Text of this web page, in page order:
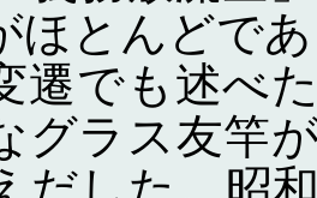
ほとんどで
でも述べ
グラス友竿